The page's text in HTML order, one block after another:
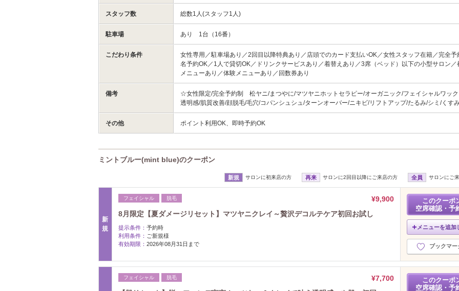
スタッフ数 総数1人(スタッフ1人)
駐車場 あり 1台（16番）
こだわり条件
女性専用／駐車場あり／2回目以降特典あり／店頭でのカード支払いOK／女性スタッフ在籍／完全予
名予約OK／1人で貸切OK／ドリンクサービスあり／着替えあり／3席（ベッド）以下の小型サロン／
メニューあり／体験メニューあり／回数券あり
備考
☆女性限定/完全予約制 松ヤニ/まつやに/マツヤニホットセラピー/オーガニック/フェイシャルワッ
透明感/肌質改善/顔脱毛/毛穴/コパンシュシュ/ターンオーバー/ニキビ/リフトアップ/たるみ/シミ/くす
その他 ポイント利用OK、即時予約OK
ミントブルー(mint blue)のクーポン
新規 サロンに初来店の方 再来 サロンに2回目以降にご来店の方 全員 サロンにご
新
規
フェイシャル 脱毛
¥9,900
8月限定【夏ダメージリセット】マツヤニクレイ～贅沢デコルテケア初回お試し
提示条件： 予約時
利用条件： ご新規様
有効期限： 2026年08月31日まで
このクーポ
空席確認・予
メニューを追加
ブックマー
フェイシャル 脱毛
¥7,700
このクーポ
空席確認・予